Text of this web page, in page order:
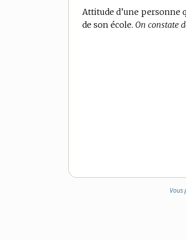
Attitude d’une personne
de son école. On constate
Vous